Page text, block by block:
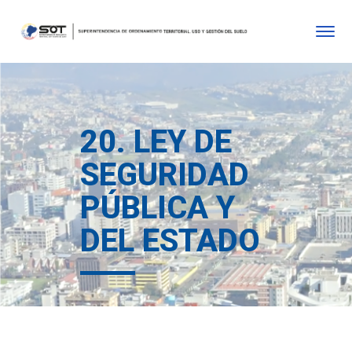
20. LEY DE
SEGURIDAD
PÚBLICA Y
DEL ESTADO